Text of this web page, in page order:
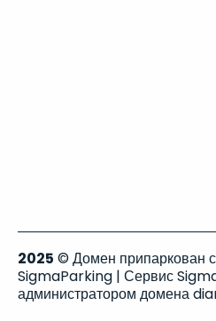
2025 © Домен припаркован
SigmaParking | Сервис
администратором домена